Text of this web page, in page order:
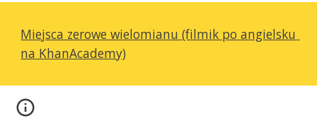
Miejsca zerowe wielomianu (filmik po angielsku
na KhanAcademy)